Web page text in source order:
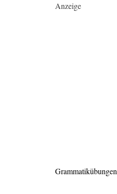
Anzeige
Grammatikübungen